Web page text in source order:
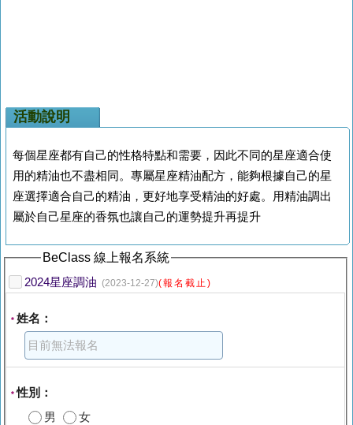
活動說明
每個星座都有自己的性格特點和需要，因此不同的星座適合使
用的精油也不盡相同。專屬星座精油配方，能夠根據自己的星
座選擇適合自己的精油，更好地享受精油的好處。用精油調出
屬於自己星座的香氛也讓自己的運勢提升再提升
BeClass 線上報名系統
2024星座調油 (2023-12-27)(報名截止)
* 姓名：
*性別：
男
女